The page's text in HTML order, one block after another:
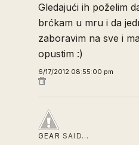
Gledajući ih poželim
brćkam u mru i da
zaboravim na sve i
opustim :)
6/17/2012 08:55:00 pm
GEAR SAID…